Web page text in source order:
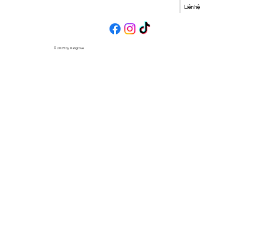
Liên hệ
© 2025 by Mangrove